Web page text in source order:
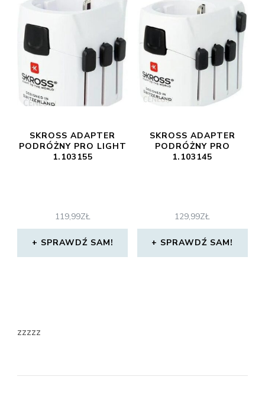
SKROSS ADAPTER
PODRÓŻNY PRO LIGHT
1.103155
119,99ZŁ
SPRAWDŹ SAM!
SKROSS ADAPTER
PODRÓŻNY PRO
1.103145
129,99ZŁ
SPRAWDŹ SAM!
zzzzz